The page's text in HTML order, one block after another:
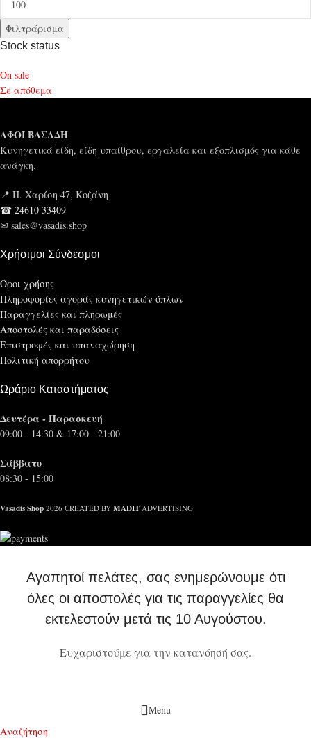
Φιλτράρισμα
Stock status
On sale
Σε απόθεμα
ΑΦΟΙ ΒΑΣΑΔΗ
Κυνηγετικά είδη, είδη υπαίθρου, εργαλεία και εξοπλισμός για κάθε
ανάγκη.
📍 Π. Χαρίση 47, Κοζάνη
☎ 24610 33409
✉ sales@vasadis.shop
Χρήσιμοι Σύνδεσμοι
Όροι χρήσης
Πληροφορίες αγοράς κυνηγετικών όπλων
Παραγγελίες και πληρωμές
Αποστολές και παραδόσεις
Επιστροφές και υπαναχώρηση
Πολιτική απορρήτου
Ωράριο Καταστήματος
Δευτέρα - Παρασκευή
09:00 - 14:30 & 17:00 - 21:00
Σάββατο
08:30 - 15:00
Vasadis Shop 2026 CREATED BY MADIT ADVERTISING
Αγαπητοί πελάτες, σας ενημερώνουμε ότι
όλες οι αποστολές για τις παραγγελίες θα
εκτελεστούν μετά τις 10 Αυγούστου.
Ευχαριστούμε για την κατανόησή σας.
Menu
Αναζήτηση